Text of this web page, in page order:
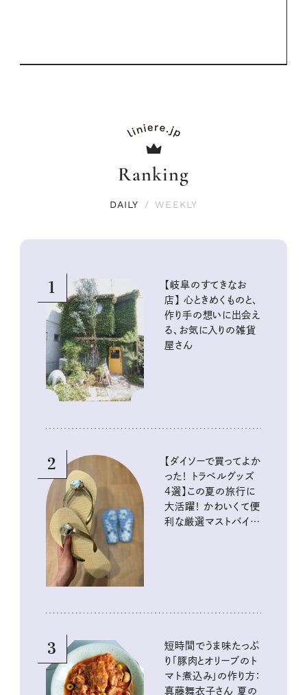
Ranking
DAILY / WEEKLY
1
【岐阜のすてきなお
店】 心ときめくものと、
作り手の想いに出会え
る、お気に入りの雑貨
屋さん
2
【ダイソーで買ってよか
った！ トラベルグッズ
4選】この夏の旅行に
大活躍！ かわいくて便
利な厳選マストバイア
3
短時間でうま味たっぷ
り「豚肉とオリーブのト
マト煮込み」の作り方：
真藤舞衣子さん 夏の